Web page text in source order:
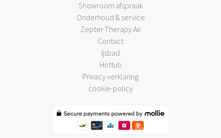
Showroom afspraak
Onderhoud & service
Zepter Therapy Air
Contact
Ijsbad
Hottub
Privacy verklaring
cookie-policy